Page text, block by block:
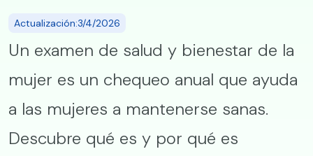
Actualización:3/4/2026
​​Un examen de salud y bienestar de la
mujer es un chequeo anual que ayuda
a las mujeres a mantenerse sanas.
Descubre qué es y por qué es